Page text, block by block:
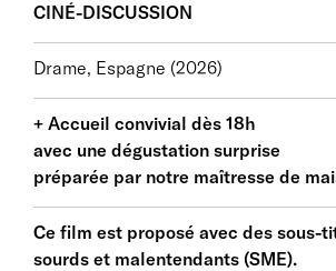
CINÉ-DISCUSSION
Drame, Espagne (2026)
+ Accueil convivial dès 18h
avec une dégustation surprise
préparée par notre maîtresse de
Ce film est proposé avec des sous-
sourds et malentendants (SME).